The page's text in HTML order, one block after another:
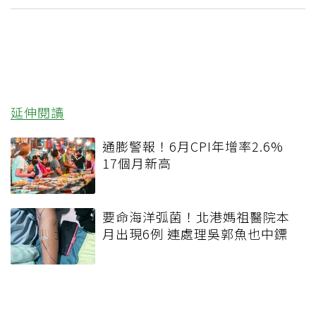
延伸閱讀
通膨警報！6月CPI年增率2.6%
17個月新高
要命海洋弧菌！北港媽祖醫院本
月出現6例 連處理吳郭魚也中鏢